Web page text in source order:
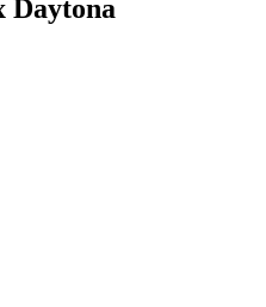
Daytona